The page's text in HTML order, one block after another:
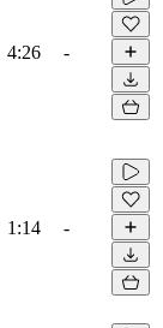
4:26 -
1:14 -